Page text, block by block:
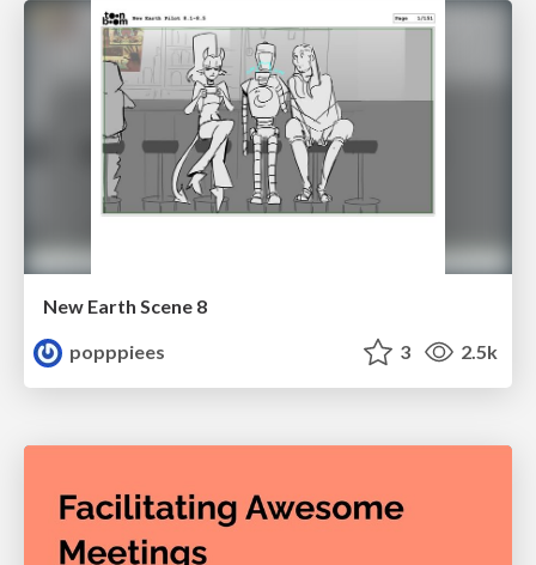
New Earth Scene 8
popppiees
3 2.5k